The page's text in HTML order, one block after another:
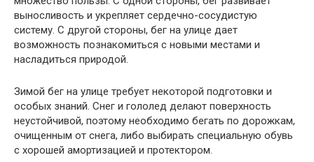
выносливость и укрепляет сердечно-сосудистую
систему. С другой стороны, бег на улице дает
возможность познакомиться с новыми местами и
насладиться природой.
Зимой бег на улице требует некоторой подготовки и
особых знаний. Снег и гололед делают поверхность
неустойчивой, поэтому необходимо бегать по дорожкам,
очищенным от снега, либо выбирать специальную обувь
с хорошей амортизацией и протектором.